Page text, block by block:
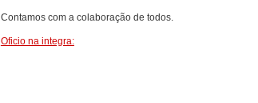
Contamos com a colaboração de todos.
Oficio na integra: